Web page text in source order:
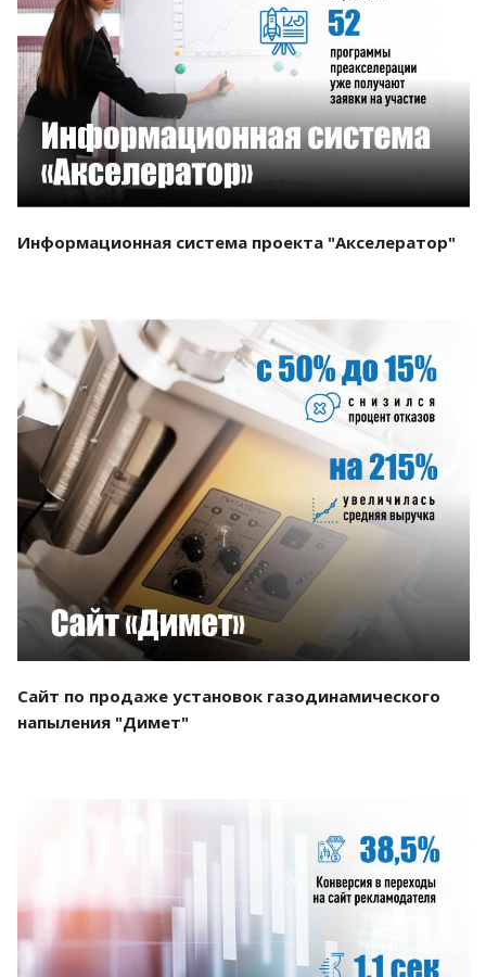
Смотреть проект
Информационная система проекта "Акселератор"
Смотреть проект
Сайт по продаже установок газодинамического
напыления "Димет"